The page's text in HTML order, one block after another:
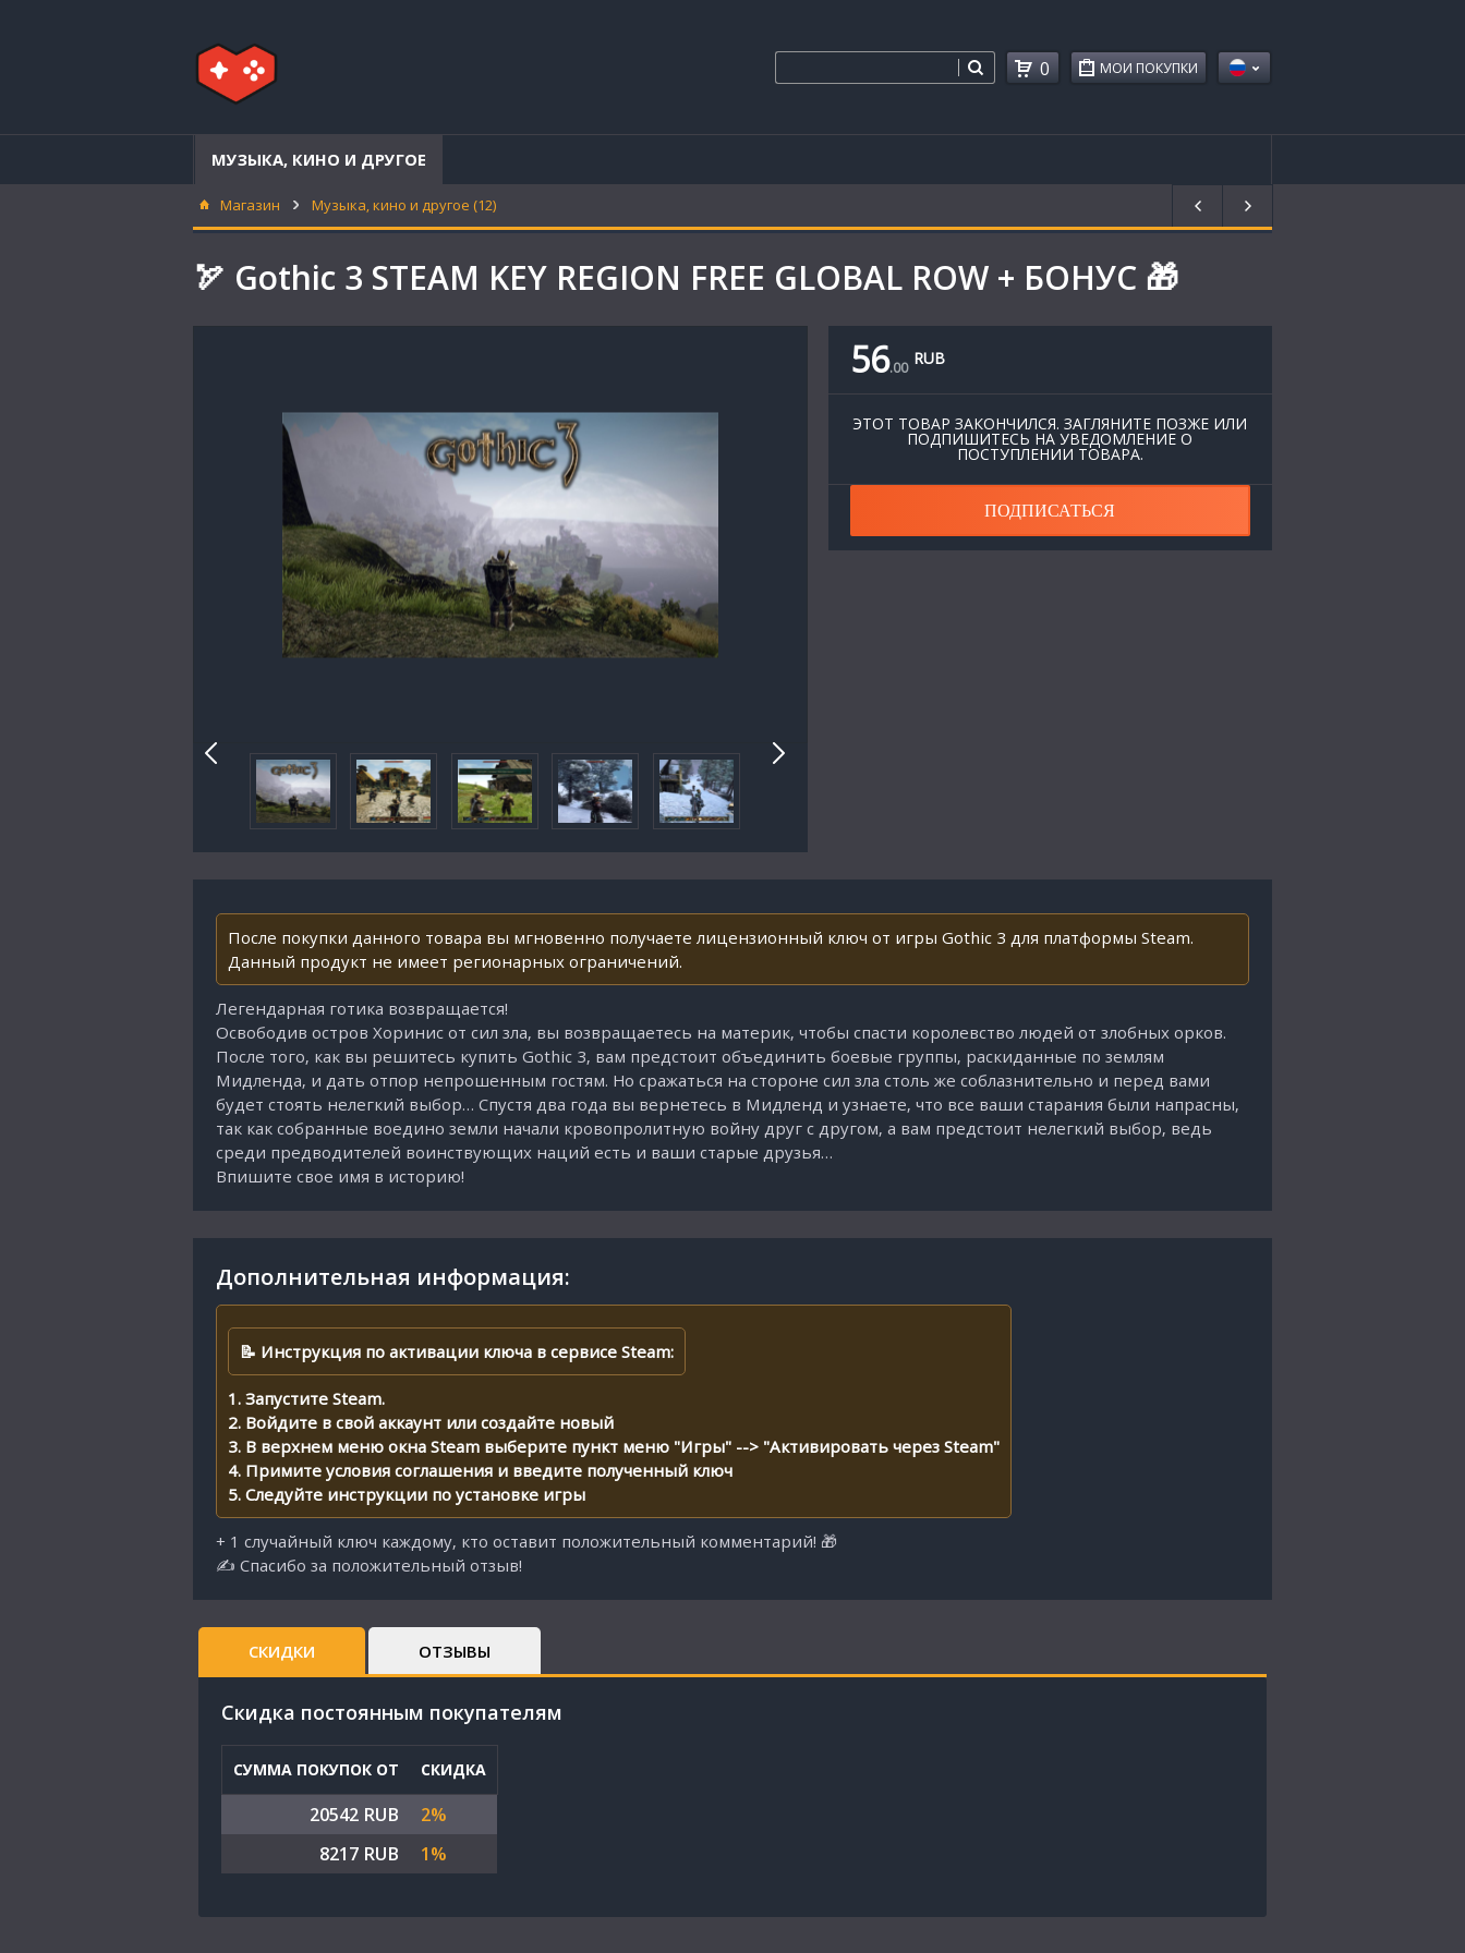
МОИ ПОКУПКИ
0
МУЗЫКА, КИНО И ДРУГОЕ
Магазин Музыка, кино и другое (12)
🏹 Gothic 3 STEAM KEY REGION FREE GLOBAL ROW + БОНУС 🎁
56.00 RUB
ЭТОТ ТОВАР ЗАКОНЧИЛСЯ. ЗАГЛЯНИТЕ ПОЗЖЕ ИЛИ
ПОДПИШИТЕСЬ НА УВЕДОМЛЕНИЕ О
ПОСТУПЛЕНИИ ТОВАРА.
ПОДПИСАТЬСЯ
После покупки данного товара вы мгновенно получаете лицензионный ключ от игры Gothic 3 для платформы Steam.
Данный продукт не имеет регионарных ограничений.
Легендарная готика возвращается!
Освободив остров Хоринис от сил зла, вы возвращаетесь на материк, чтобы спасти королевство людей от злобных орков.
После того, как вы решитесь купить Gothic 3, вам предстоит объединить боевые группы, раскиданные по землям
Мидленда, и дать отпор непрошенным гостям. Но сражаться на стороне сил зла столь же соблазнительно и перед вами
будет стоять нелегкий выбор… Спустя два года вы вернетесь в Мидленд и узнаете, что все ваши старания были напрасны,
так как собранные воедино земли начали кровопролитную войну друг с другом, а вам предстоит нелегкий выбор, ведь
среди предводителей воинствующих наций есть и ваши старые друзья…
Впишите свое имя в историю!
Дополнительная информация:
📝 Инструкция по активации ключа в сервисе Steam:
1. Запустите Steam.
2. Войдите в свой аккаунт или создайте новый
3. В верхнем меню окна Steam выберите пункт меню "Игры" --> "Активировать через Steam"
4. Примите условия соглашения и введите полученный ключ
5. Следуйте инструкции по установке игры
+ 1 случайный ключ каждому, кто оставит положительный комментарий! 🎁
✍ Спасибо за положительный отзыв!
СКИДКИ ОТЗЫВЫ
Cкидка постоянным покупателям
СУММА ПОКУПОК ОТ СКИДКА
20542 RUB
2%
8217 RUB
1%